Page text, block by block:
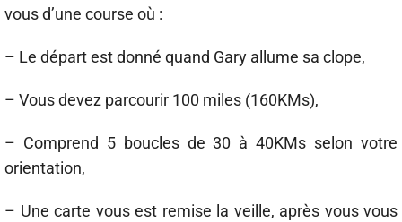
vous d’une course où :
– Le départ est donné quand Gary allume sa clope,
– Vous devez parcourir 100 miles (160KMs),
– Comprend 5 boucles de 30 à 40KMs selon votre
orientation,
– Une carte vous est remise la veille, après vous vous